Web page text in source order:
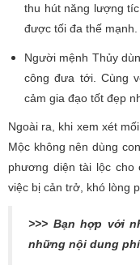
thu hút năng lượng
được tối đa thế mạnh.
Người mệnh Thủy
công đưa tới. Cùng
cảm gia đạo tốt đẹp
Ngoài ra, khi xem xét
Mộc không nên dùng
phương diện tài lộc cho
việc bị cản trở, khó lòng
>>> Bạn hợp với
những nội dung